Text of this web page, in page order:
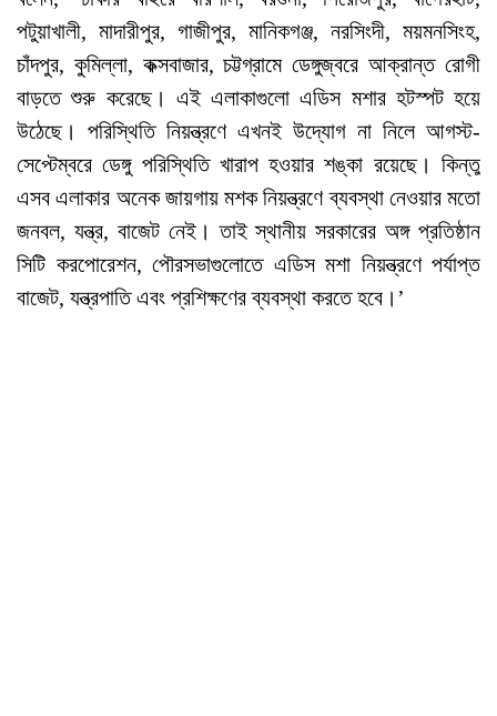
পটুয়াখালী, মাদারীপুর, গাজীপুর, মানিকগঞ্জ, নরসিংদী, ময়মনসিংহ,
চাঁদপুর, কুমিল্লা, কক্সবাজার, চট্টগ্রামে ডেঙ্গুজ্বরে আক্রান্ত রোগী
বাড়তে শুরু করেছে। এই এলাকাগুলো এডিস মশার হটস্পট হয়ে
উঠেছে। পরিস্থিতি নিয়ন্ত্রণে এখনই উদ্যোগ না নিলে আগস্ট-
সেপ্টেম্বরে ডেঙ্গু পরিস্থিতি খারাপ হওয়ার শঙ্কা রয়েছে। কিন্তু
এসব এলাকার অনেক জায়গায় মশক নিয়ন্ত্রণে ব্যবস্থা নেওয়ার মতো
জনবল, যন্ত্র, বাজেট নেই। তাই স্থানীয় সরকারের অঙ্গ প্রতিষ্ঠান
সিটি করপোরেশন, পৌরসভাগুলোতে এডিস মশা নিয়ন্ত্রণে পর্যাপ্ত
বাজেট, যন্ত্রপাতি এবং প্রশিক্ষণের ব্যবস্থা করতে হবে।’